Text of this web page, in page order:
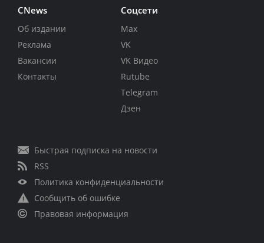
CNews
Об издании
Реклама
Вакансии
Контакты
Соцсети
Max
VK
VK Видео
Rutube
Telegram
Дзен
Быстрая подписка на новости
RSS
Политика конфиденциальности
Сообщить об ошибке
Правовая информация